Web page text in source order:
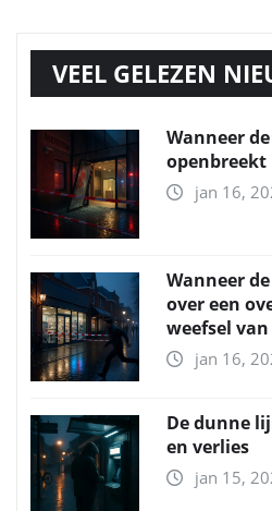
VEEL GELEZEN
Wanneer
openbreekt
jan 16,
Wanneer
over een
weefsel
jan 16,
De dunne
en verlies
jan 15,